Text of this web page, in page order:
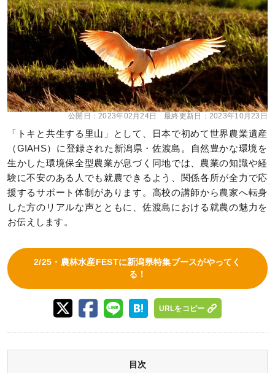
公開日：2023年02月24日 最終更新日： 2023年10月23日
「トキと共生する里山」として、日本で初めて世界農業遺産
（GIAHS）に登録された新潟県・佐渡島。自然豊かな環境を
生かした環境保全型農業が息づく同地では、農業の知識や経
験に不安のある人でも就農できるよう、関係各所が全力で応
援するサポート体制があります。高校の講師から農家へ転身
した方のリアルな声とともに、佐渡島における就農の魅力を
お伝えします。
2/25・農林水産FESTに新潟県特集ブースがやってく
る！
URLをコピー
目次